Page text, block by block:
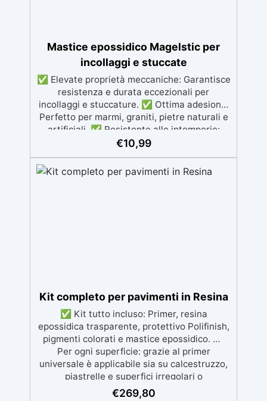
Mastice epossidico Magelstic per
incollaggi e stuccate
✅ Elevate proprietà meccaniche: Garantisce
resistenza e durata eccezionali per
incollaggi e stuccature. ✅ Ottima adesione:
Perfetto per marmi, graniti, pietre naturali e
artificiali. ✅ Resistente alle intemperie:
Inalterabile alle condizioni atmosferiche e
Ideale per applicazioni verticali, senza
rischio di colature. ✅ Facile da usare:
€10,99
Kit completo per pavimenti in Resina
✅ Kit tutto incluso: Primer, resina
epossidica trasparente, protettivo Polifinish,
pigmenti colorati e mastice epossidico. ✅
Per ogni superficie: grazie al primer
universale è applicabile sia su calcestruzzo,
piastrelle e superfici irregolari o
danneggiate. ✅ Facile da applicare: Video
€269,80